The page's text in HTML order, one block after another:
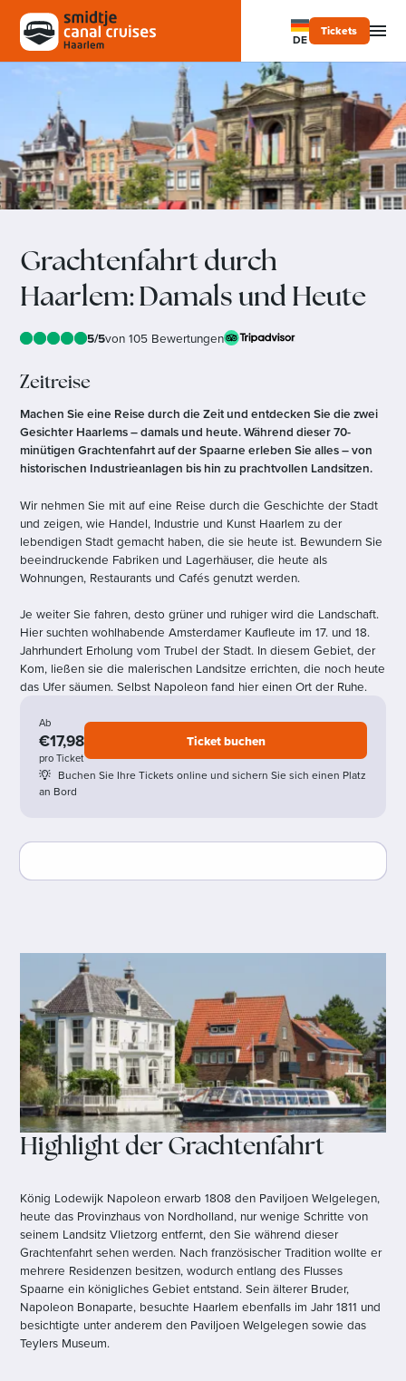
DE
Tickets
Grachtenfahrt durch
Haarlem: Damals und Heute
5/5von 105 Bewertungen
Zeitreise
Machen Sie eine Reise durch die Zeit und entdecken Sie die zwei
Gesichter Haarlems – damals und heute. Während dieser 70-
minütigen Grachtenfahrt auf der Spaarne erleben Sie alles – von
historischen Industrieanlagen bis hin zu prachtvollen Landsitzen.
Wir nehmen Sie mit auf eine Reise durch die Geschichte der Stadt
und zeigen, wie Handel, Industrie und Kunst Haarlem zu der
lebendigen Stadt gemacht haben, die sie heute ist. Bewundern Sie
beeindruckende Fabriken und Lagerhäuser, die heute als
Wohnungen, Restaurants und Cafés genutzt werden.
Je weiter Sie fahren, desto grüner und ruhiger wird die Landschaft.
Hier suchten wohlhabende Amsterdamer Kaufleute im 17. und 18.
Jahrhundert Erholung vom Trubel der Stadt. In diesem Gebiet, der
Kom, ließen sie die malerischen Landsitze errichten, die noch heute
das Ufer säumen. Selbst Napoleon fand hier einen Ort der Ruhe.
Ab
€17,98
pro Ticket
Ticket buchen
Buchen Sie Ihre Tickets online und sichern Sie sich einen Platz
an Bord
Highlight der Grachtenfahrt
König Lodewijk Napoleon erwarb 1808 den Paviljoen Welgelegen,
heute das Provinzhaus von Nordholland, nur wenige Schritte von
seinem Landsitz Vlietzorg entfernt, den Sie während dieser
Grachtenfahrt sehen werden. Nach französischer Tradition wollte er
mehrere Residenzen besitzen, wodurch entlang des Flusses
Spaarne ein königliches Gebiet entstand. Sein älterer Bruder,
Napoleon Bonaparte, besuchte Haarlem ebenfalls im Jahr 1811 und
besichtigte unter anderem den Paviljoen Welgelegen sowie das
Teylers Museum.